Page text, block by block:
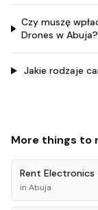
Czy muszę
Drones w Abuja?
Jakie rodzaje
More things to
Rent Electronics
in Abuja